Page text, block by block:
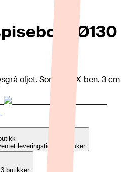
Ø130
oljet. Sorte stål X-ben. 3 cm
leveringstid: 10-12 uker
3 butikker